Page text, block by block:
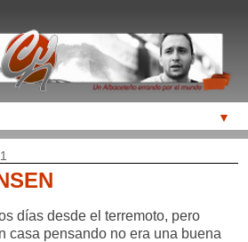
▼
días desde el terremoto, pero
casa pensando no era una buena